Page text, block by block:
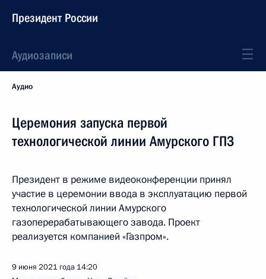
Президент России
Аудиозаписи
Аудио
Церемония запуска первой
технологической линии Амурского ГПЗ
Президент в режиме видеоконференции принял
участие в церемонии ввода в эксплуатацию первой
технологической линии Амурского
газоперерабатывающего завода. Проект
реализуется компанией «Газпром».
9 июня 2021 года 14:20